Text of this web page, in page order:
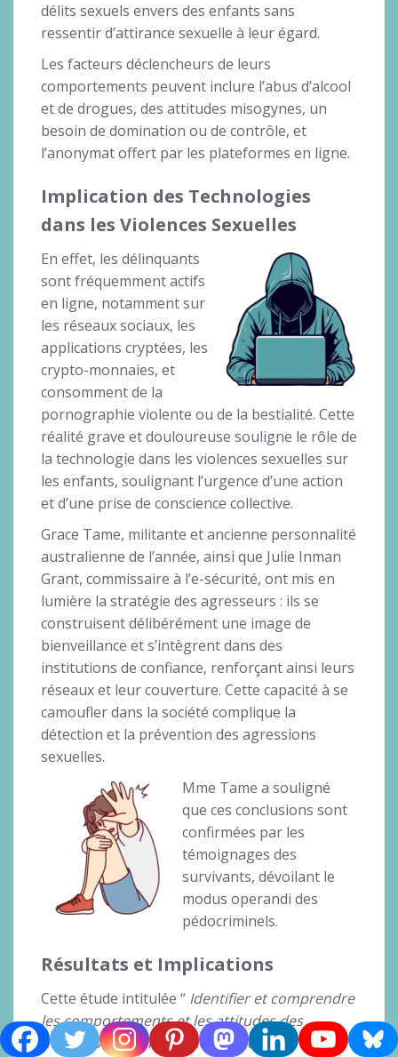
délits sexuels envers des enfants sans
ressentir d’attirance sexuelle à leur égard.
Les facteurs déclencheurs de leurs
comportements peuvent inclure l’abus d’alcool
et de drogues, des attitudes misogynes, un
besoin de domination ou de contrôle, et
l’anonymat offert par les plateformes en ligne.
Implication des Technologies
dans les Violences Sexuelles
En effet, les délinquants
sont fréquemment actifs
en ligne, notamment sur
les réseaux sociaux, les
applications cryptées, les
crypto-monnaies, et
consomment de la
pornographie violente ou de la bestialité. Cette
réalité grave et douloureuse souligne le rôle de
la technologie dans les violences sexuelles sur
les enfants, soulignant l’urgence d’une action
et d’une prise de conscience collective.
Grace Tame, militante et ancienne personnalité
australienne de l’année, ainsi que Julie Inman
Grant, commissaire à l’e-sécurité, ont mis en
lumière la stratégie des agresseurs : ils se
construisent délibérément une image de
bienveillance et s’intègrent dans des
institutions de confiance, renforçant ainsi leurs
réseaux et leur couverture. Cette capacité à se
camoufler dans la société complique la
détection et la prévention des agressions
sexuelles.
Mme Tame a souligné
que ces conclusions sont
confirmées par les
témoignages des
survivants, dévoilant le
modus operandi des
pédocriminels.
Résultats et Implications
Cette étude intitulée “ Identifier et comprendre
les comportements et les attitudes des
hommes australiens en matière de